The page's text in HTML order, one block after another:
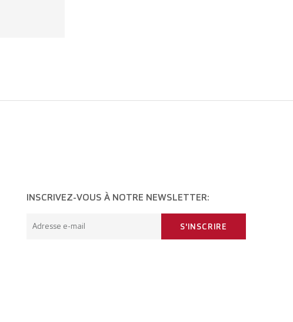
INSCRIVEZ-VOUS À NOTRE NEWSLETTER:
Adresse e-mail S'INSCRIRE